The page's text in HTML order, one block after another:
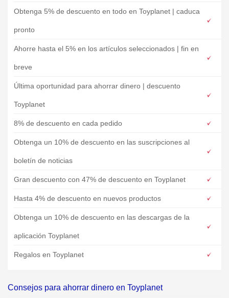
Obtenga 5% de descuento en todo en Toyplanet | caduca
pronto
Ahorre hasta el 5% en los artículos seleccionados | fin en
breve
Última oportunidad para ahorrar dinero | descuento
Toyplanet
8% de descuento en cada pedido
Obtenga un 10% de descuento en las suscripciones al
boletín de noticias
Gran descuento con 47% de descuento en Toyplanet
Hasta 4% de descuento en nuevos productos
Obtenga un 10% de descuento en las descargas de la
aplicación Toyplanet
Regalos en Toyplanet
Consejos para ahorrar dinero en Toyplanet